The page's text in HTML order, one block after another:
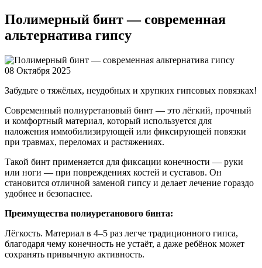
Полимерный бинт — современная
альтернатива гипсу
08 Октября 2025
Забудьте о тяжёлых, неудобных и хрупких гипсовых повязках!
Современный полиуретановый бинт — это лёгкий, прочный
и комфортный материал, который используется для
наложения иммобилизирующей или фиксирующей повязки
при травмах, переломах и растяжениях.
Такой бинт применяется для фиксации конечности — руки
или ноги — при повреждениях костей и суставов. Он
становится отличной заменой гипсу и делает лечение гораздо
удобнее и безопаснее.
Преимущества полиуретанового бинта:
Лёгкость. Материал в 4–5 раз легче традиционного гипса,
благодаря чему конечность не устаёт, а даже ребёнок может
сохранять привычную активность.